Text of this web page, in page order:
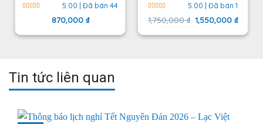
Được xếp
5.00 | Đã bán 44
870,000 ₫
Được xếp
5.00 | Đã bán 1
1,750,000₫ 1,550,000₫
Tin tức liên quan